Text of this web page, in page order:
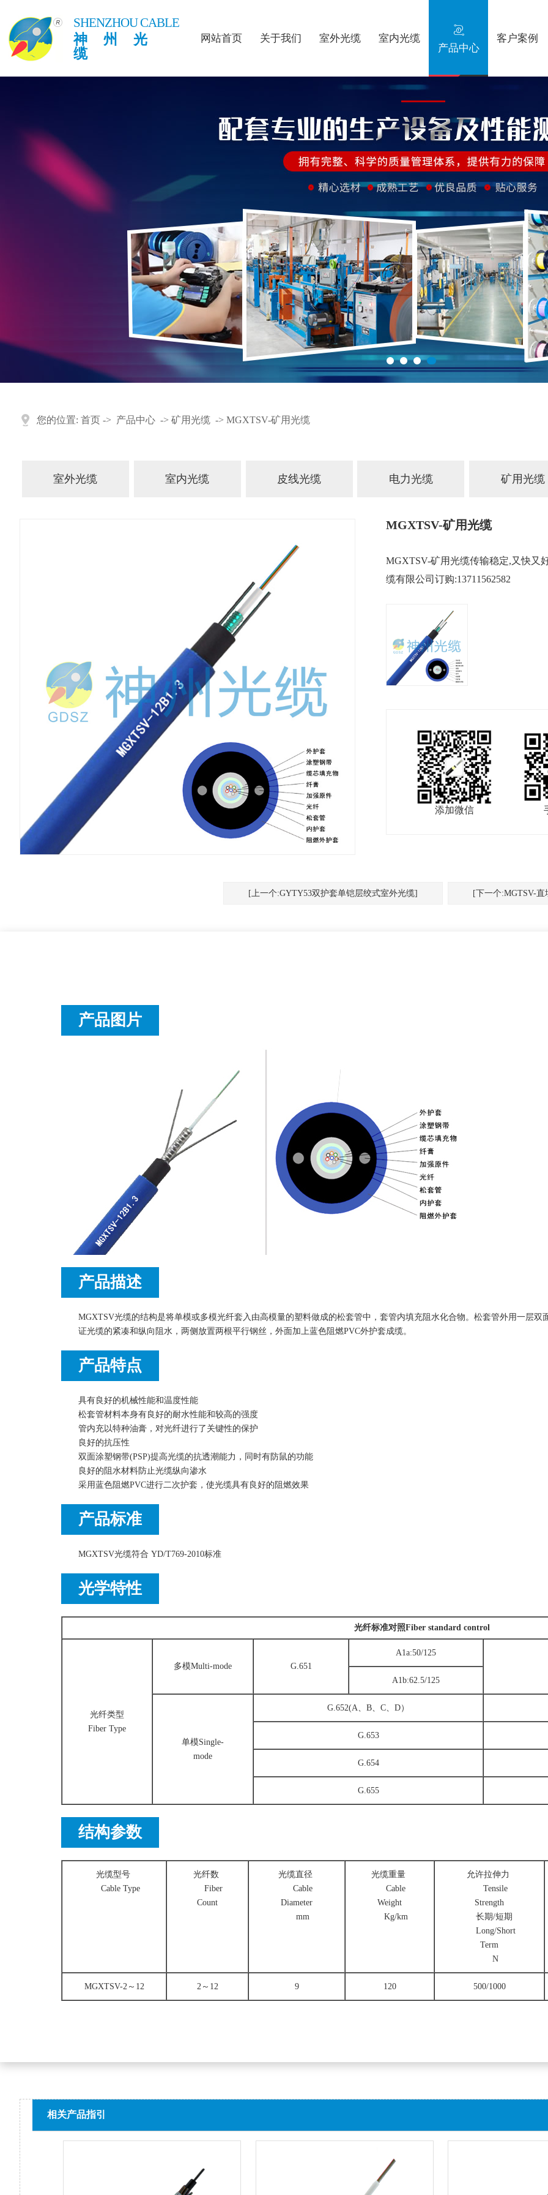
SHENZHOU CABLE
神州光
缆
网站首页 关于我们 室外光缆 室内光缆

产品中心
客户案例
您的位置: 首页 -> 产品中心 -> 矿用光缆 -> MGXTSV-矿用光缆
室外光缆 室内光缆 皮线光缆 电力光缆 矿用光缆
MGXTSV-矿用光缆
MGXTSV-矿用光缆传输稳定,又快又
缆有限公司订购:13711562582
添加微信
[上一个:GYTY53双护套单铠层绞式室外光缆] [下一个:MGTSV-直
产品图片
产品描述
MGXTSV光缆的结构是将单模或多模光纤套入由高模量的塑料做成的松套管中，套管内填充阻水化合物。松套管外用一层
证光缆的紧凑和纵向阻水，两侧放置两根平行钢丝，外面加上蓝色阻燃PVC外护套成缆。
产品特点
具有良好的机械性能和温度性能
松套管材料本身有良好的耐水性能和较高的强度
管内充以特种油膏，对光纤进行了关键性的保护
良好的抗压性
双面涂塑钢带(PSP)提高光缆的抗透潮能力，同时有防鼠的功能
良好的阻水材料防止光缆纵向渗水
采用蓝色阻燃PVC进行二次护套，使光缆具有良好的阻燃效果
产品标准
MGXTSV光缆符合 YD/T769-2010标准
光学特性
光纤标准对照Fiber standard control
光纤类型
Fiber Type
多模Multi-mode G.651
A1a:50/125
A1b:62.5/125
单模Single-
mode
G.652(A、B、C、D）
G.653
G.654
G.655
结构参数
光缆型号
Cable Type
光纤数
Fiber
Count
光缆直径
Cable
Diameter
mm
光缆重量
Cable
Weight
Kg/km
允许拉伸力
Tensile
Strength
长期/短期
Long/Short
Term
N
MGXTSV-2～12 2～12 9 120 500/1000
相关产品指引